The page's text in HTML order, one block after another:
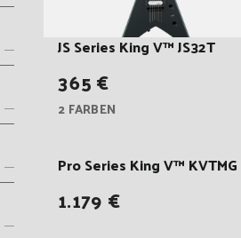
e
JS Series King V™ JS32T
365 €
2 FARBEN
Pro Series King V™ KVTMG
1.179 €